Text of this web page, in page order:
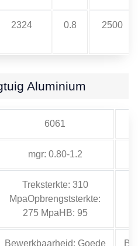
2324 0.8 2500
Aluminium
6061
mgr: 0.80-1.2
Treksterkte: 310
MpaOpbrengststerkte:
275 MpaHB: 95
Bewerkbaarheid: Goede